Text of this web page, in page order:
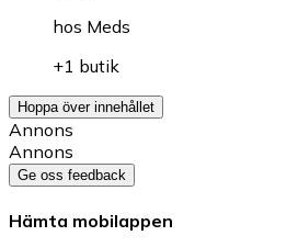
hos Meds
+1 butik
Hoppa över innehållet
Annons
Annons
Ge oss feedback
Hämta mobilappen